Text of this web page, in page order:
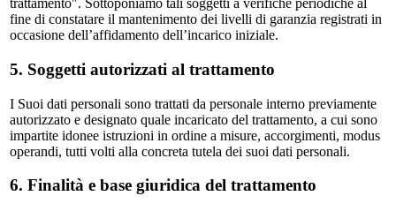
trattamento". Sottoponiamo tali soggetti a verifiche periodiche al
fine di constatare il mantenimento dei livelli di garanzia registrati in
occasione dell’affidamento dell’incarico iniziale.
5. Soggetti autorizzati al trattamento
I Suoi dati personali sono trattati da personale interno previamente
autorizzato e designato quale incaricato del trattamento, a cui sono
impartite idonee istruzioni in ordine a misure, accorgimenti, modus
operandi, tutti volti alla concreta tutela dei suoi dati personali.
6. Finalità e base giuridica del trattamento